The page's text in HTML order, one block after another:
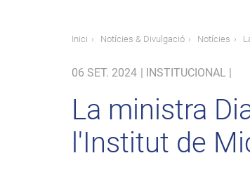
Fil
d'ariadna
Inici Notícies & Divulgació Notícies
06 SET. 2024 | INSTITUCIONAL |
La ministra
l'Institut de